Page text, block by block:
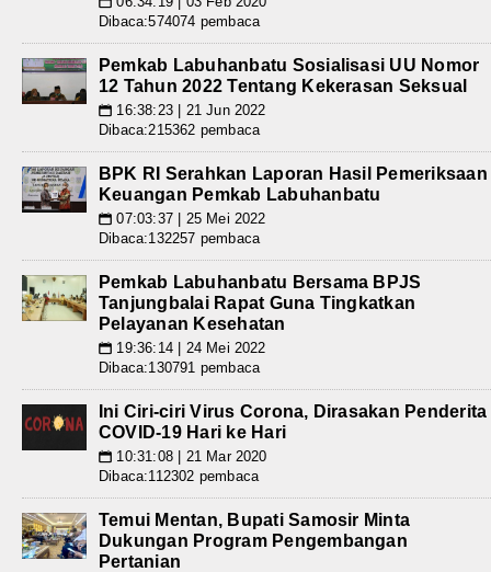
Dibaca:574074 pembaca
Pemkab Labuhanbatu Sosialisasi UU Nomor
12 Tahun 2022 Tentang Kekerasan Seksual
📅 16:38:23 | 21 Jun 2022
Dibaca:215362 pembaca
BPK RI Serahkan Laporan Hasil Pemeriksaan
Keuangan Pemkab Labuhanbatu
📅 07:03:37 | 25 Mei 2022
Dibaca:132257 pembaca
Pemkab Labuhanbatu Bersama BPJS
Tanjungbalai Rapat Guna Tingkatkan
Pelayanan Kesehatan
📅 19:36:14 | 24 Mei 2022
Dibaca:130791 pembaca
Ini Ciri-ciri Virus Corona, Dirasakan Penderita
COVID-19 Hari ke Hari
📅 10:31:08 | 21 Mar 2020
Dibaca:112302 pembaca
Temui Mentan, Bupati Samosir Minta
Dukungan Program Pengembangan
Pertanian